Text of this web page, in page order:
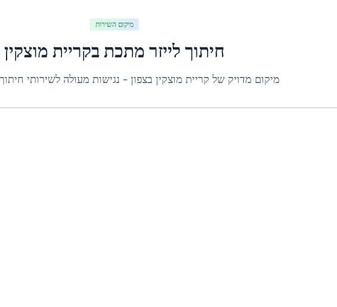
מיקום השירות
חיתוך לייזר מתכת בקריית מוצקין
מיקום מדויק של קריית מוצקין בצפון - נגישות מעולה לשירותי